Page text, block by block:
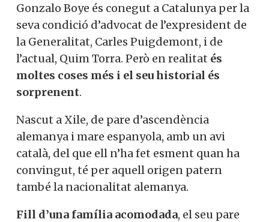
Gonzalo Boye és conegut a Catalunya per la
seva condició d’advocat de l’expresident de
la Generalitat, Carles Puigdemont, i de
l’actual, Quim Torra. Però en realitat és
moltes coses més i el seu historial és
sorprenent.
Nascut a Xile, de pare d’ascendència
alemanya i mare espanyola, amb un avi
català, del que ell n’ha fet esment quan ha
convingut, té per aquell origen patern
també la nacionalitat alemanya.
Fill d’una família acomodada, el seu pare